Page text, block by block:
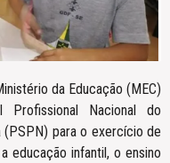
da Educação (MEC)
Nacional do
(PSPN) para o exercício de
educação infantil, o ensino